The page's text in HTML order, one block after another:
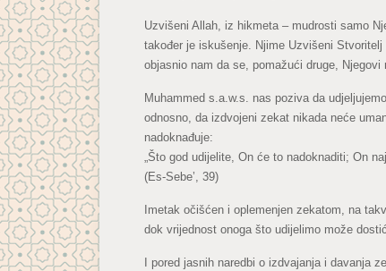
Uzvišeni Allah, iz hikmeta – mudrosti samo
također je iskušenje. Njime Uzvišeni
objasnio nam da se, pomažući druge,
Muhammed s.a.w.s. nas poziva da
odnosno, da izdvojeni zekat nikada neće
nadoknađuje:
„Što god udijelite, On će to nadoknaditi; On
(Es-Sebe’, 39)
Imetak očišćen i oplemenjen zekatom, na
dok vrijednost onoga što udijelimo može
I pored jasnih naredbi o izdvajanja i davanja